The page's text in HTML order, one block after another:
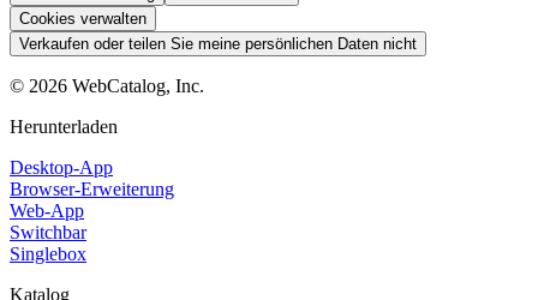
Cookies verwalten
Verkaufen oder teilen Sie meine persönlichen Daten nicht
© 2026 WebCatalog, Inc.
Herunterladen
Desktop-App
Browser-Erweiterung
Web-App
Switchbar
Singlebox
Katalog